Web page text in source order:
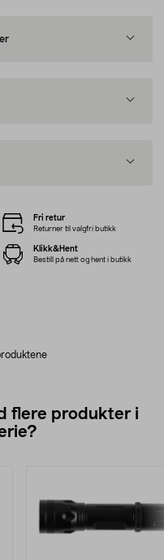
Fri retur
Returner til valgfri butikk
Klikk&Hent
Bestill på nett og hent i butikk
flere produkter i